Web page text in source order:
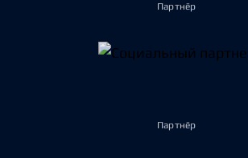
Партнёр
Партнёр